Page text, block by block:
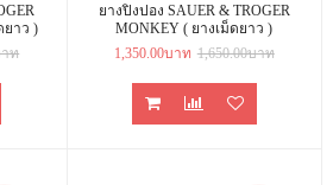
ยาว )
าท
ยางปิงปอง SAUER & TROGER
MONKEY ( ยางเม็ดยาว )
1,350.00บาท 1,650.00บาท